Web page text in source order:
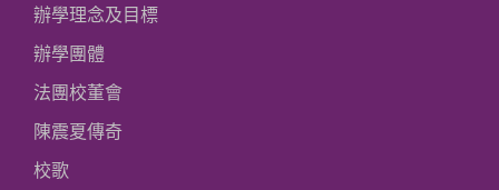
辦學理念及目標
辦學團體
法團校董會
陳震夏傳奇
校歌